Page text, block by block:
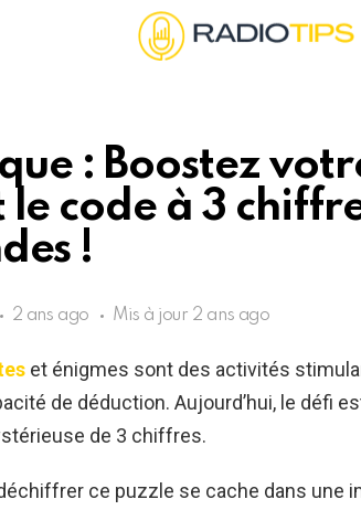
: Boostez
code à 3
!
2 ans ago Mis à jour 2 ans ago
et énigmes sont des activités
de déduction. Aujourd’hui, le défi
de 3 chiffres.
ce puzzle se cache dans une